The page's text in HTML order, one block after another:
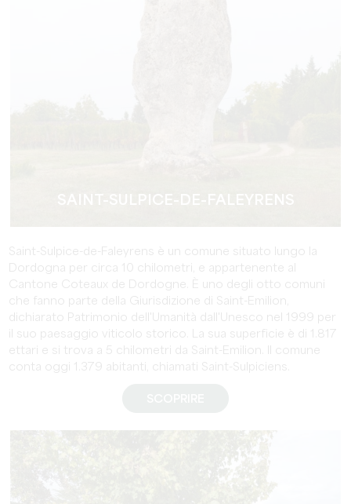
SAINT-SULPICE-DE-FALEYRENS
Saint-Sulpice-de-Faleyrens è un comune situato lungo la
Dordogna per circa 10 chilometri, e appartenente al
Cantone Coteaux de Dordogne. È uno degli otto comuni
che fanno parte della Giurisdizione di Saint-Emilion,
dichiarato Patrimonio dell'Umanità dall'Unesco nel 1999 per
il suo paesaggio viticolo storico. La sua superficie è di 1.817
ettari e si trova a 5 chilometri da Saint-Emilion. Il comune
conta oggi 1.379 abitanti, chiamati Saint-Sulpiciens.